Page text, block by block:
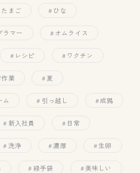
たまご ひな
ラマー オムライス
レシピ ワクチン
業 夏
ム 引っ越し 成鶉
新入社員 日常
洗浄 濃厚 生卵
緑手袋 美味しい